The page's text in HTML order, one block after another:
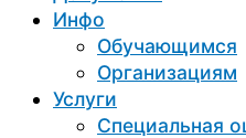
Инфо
Обучающимся
Организациям
Услуги
Специальная